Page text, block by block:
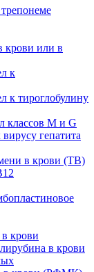
крови или в
к
к тироглобулину
классов M и G
гепатита
в крови (ТВ)
крови
в крови